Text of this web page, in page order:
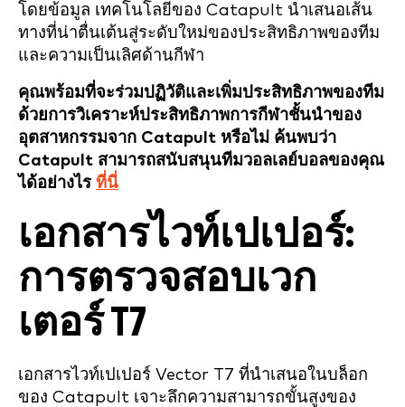
โดยข้อมูล เทคโนโลยีของ Catapult นำเสนอเส้น
ทางที่น่าตื่นเต้นสู่ระดับใหม่ของประสิทธิภาพของทีม
และความเป็นเลิศด้านกีฬา
คุณพร้อมที่จะร่วมปฏิวัติและเพิ่มประสิทธิภาพของทีม
ด้วยการวิเคราะห์ประสิทธิภาพการกีฬาชั้นนำของ
อุตสาหกรรมจาก Catapult หรือไม่ ค้นพบว่า
Catapult สามารถสนับสนุนทีมวอลเลย์บอลของคุณ
ได้อย่างไร ที่นี่
เอกสารไวท์เปเปอร์:
การตรวจสอบเวก
เตอร์ T7
เอกสารไวท์เปเปอร์ Vector T7 ที่นำเสนอในบล็อก
ของ Catapult เจาะลึกความสามารถขั้นสูงของ